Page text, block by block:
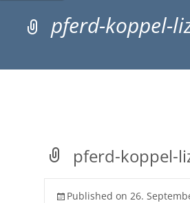
pferd-koppel-
pferd-koppel-
Published on 26.